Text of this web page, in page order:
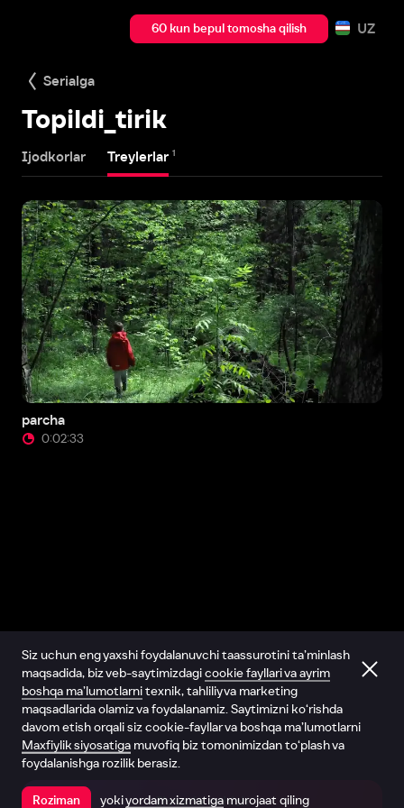
60 kun bepul tomosha qilish UZ
Serialga
Topildi_tirik
Ijodkorlar Treylerlar 1
parcha
0:02:33
Ilovada ochish
Siz uchun eng yaxshi foydalanuvchi taassurotini ta’minlash
maqsadida, biz veb-saytimizdagicookie fayllari va ayrim
boshqa ma’lumotlarnitexnik, tahliliy va marketing
maqsadlarida olamiz va foydalanamiz. Saytimizni ko‘rishda
davom etish orqali siz cookie-fayllar va boshqa ma’lumotlarni
Maxfiylik siyosatiga muvofiq biz tomonimizdan to‘plash va
foydalanishga rozilik berasiz.
Roziman yokiyordam xizmatiga murojaat qiling